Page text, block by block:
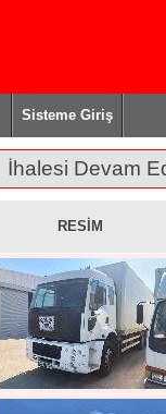
Sisteme Giriş
İhalesi Devam
RESİM